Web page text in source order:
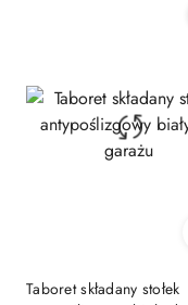
Taboret składany stołek